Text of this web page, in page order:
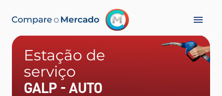
Estação de
serviço
GALP - AUTO